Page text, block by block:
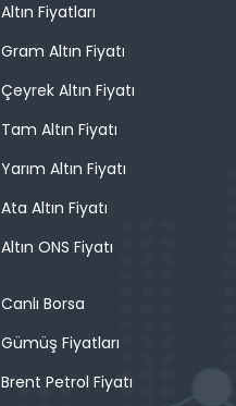
Altın Fiyatları
Gram Altın Fiyatı
Çeyrek Altın Fiyatı
Tam Altın Fiyatı
Yarım Altın Fiyatı
Ata Altın Fiyatı
Altın ONS Fiyatı
Canlı Borsa
Gümüş Fiyatları
Brent Petrol Fiyatı